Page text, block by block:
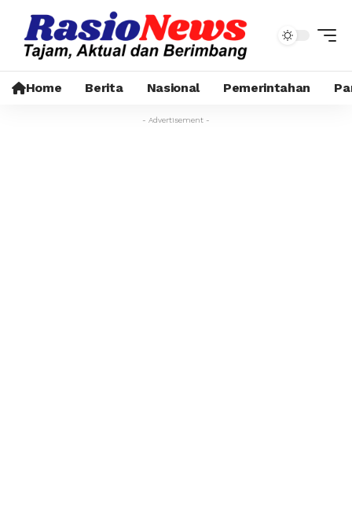
Home Berita Nasional Pemerintahan
- Advertisement -